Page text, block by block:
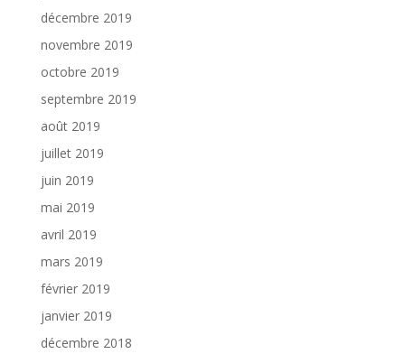
décembre 2019
novembre 2019
octobre 2019
septembre 2019
août 2019
juillet 2019
juin 2019
mai 2019
avril 2019
mars 2019
février 2019
janvier 2019
décembre 2018